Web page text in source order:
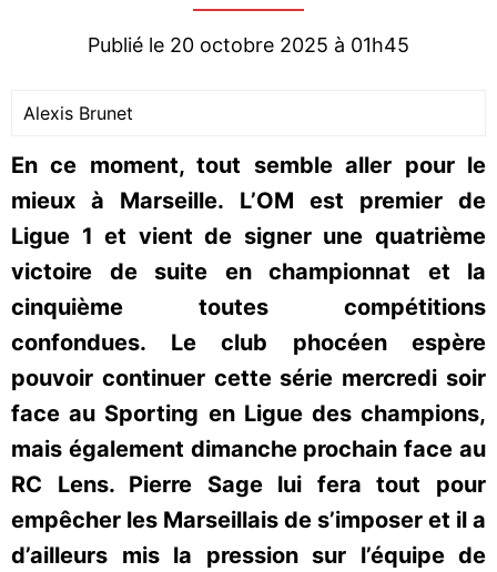
Publié le 20 octobre 2025 à 01h45
Alexis Brunet
En ce moment, tout semble aller pour le
mieux à Marseille. L’OM est premier de
Ligue 1 et vient de signer une quatrième
victoire de suite en championnat et la
cinquième toutes compétitions
confondues. Le club phocéen espère
pouvoir continuer cette série mercredi soir
face au Sporting en Ligue des champions,
mais également dimanche prochain face au
RC Lens. Pierre Sage lui fera tout pour
empêcher les Marseillais de s’imposer et il a
d’ailleurs mis la pression sur l’équipe de